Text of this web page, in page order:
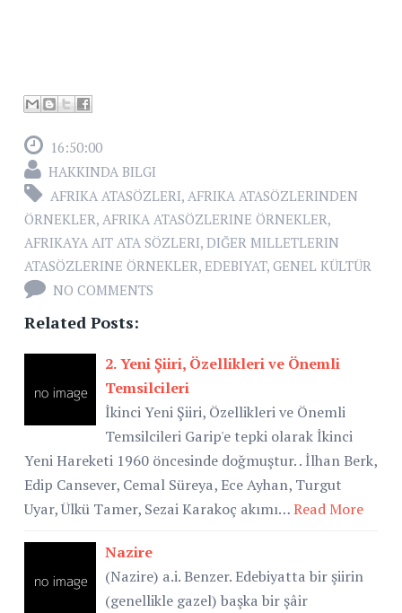
16:50:00
HAKKINDA BILGI
AFRIKA ATASÖZLERI, AFRIKA ATASÖZLERINDEN
ÖRNEKLER, AFRIKA ATASÖZLERINE ÖRNEKLER,
AFRIKAYA AIT ATA SÖZLERI, DIĞER MILLETLERIN
ATASÖZLERINE ÖRNEKLER, EDEBIYAT, GENEL KÜLTÜR
NO COMMENTS
Related Posts:
2. Yeni Şiiri, Özellikleri ve Önemli
Temsilcileri
İkinci Yeni Şiiri, Özellikleri ve Önemli
Temsilcileri Garip'e tepki olarak İkinci
Yeni Hareketi 1960 öncesinde doğmuştur. . İlhan Berk,
Edip Cansever, Cemal Süreya, Ece Ayhan, Turgut
Uyar, Ülkü Tamer, Sezai Karakoç akımı…Read More
Nazire
(Nazire) a.i. Benzer. Edebiyatta bir şiirin
(genellikle gazel) başka bir şâir